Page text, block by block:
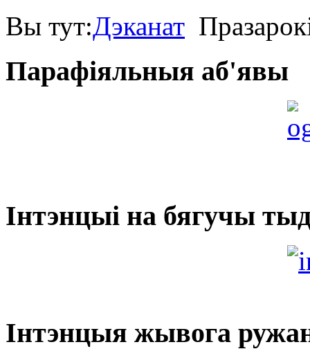
Вы тут:Дэканат
Парафіяльныя аб'явы
Інтэнцыі на бягучы
Інтэнцыя жывога